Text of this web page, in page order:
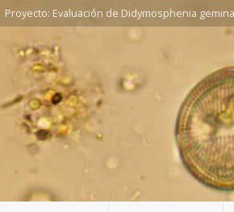
Evaluación de Didymosphenia